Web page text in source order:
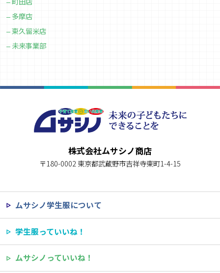
多摩店
東久留米店
未来事業部
株式会社ムサシノ商店
〒180-0002 東京都武蔵野市吉祥寺東町1-4-15
ムサシノ学生服について
学生服っていいね！
ムサシノっていいね！